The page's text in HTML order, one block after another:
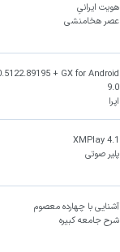
هویت ایرانیِ
عصر هخامنشی
+ GX for Android
9.0
اپرا
XMPlay 4.1
پلیر صوتی
آشنایی با چهارده معصوم
شرح جامعه کبیره